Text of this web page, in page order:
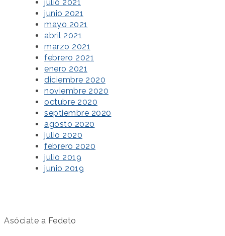
julio 2021
junio 2021
mayo 2021
abril 2021
marzo 2021
febrero 2021
enero 2021
diciembre 2020
noviembre 2020
octubre 2020
septiembre 2020
agosto 2020
julio 2020
febrero 2020
julio 2019
junio 2019
Asóciate a Fedeto